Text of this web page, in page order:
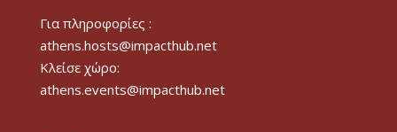
Για πληροφορίες :
athens.hosts@impacthub.net
Κλείσε χώρο:
athens.events@impacthub.net